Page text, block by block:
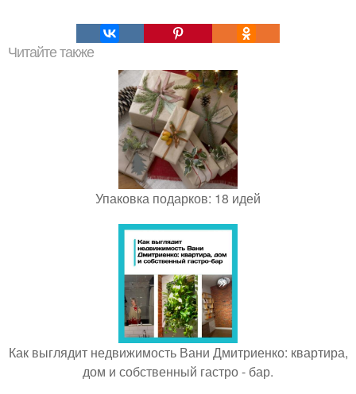
Читайте также
Упаковка подарков: 18 идей
Как выглядит недвижимость Вани Дмитриенко: квартира,
дом и собственный гастро - бар.